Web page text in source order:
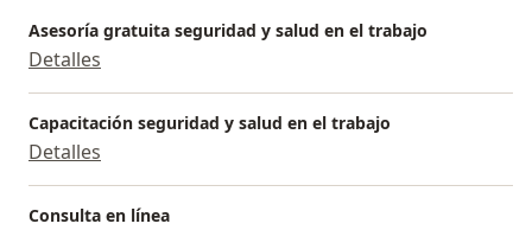
Asesoría gratuita seguridad y salud en el trabajo
Detalles
Capacitación seguridad y salud en el trabajo
Detalles
Consulta en línea